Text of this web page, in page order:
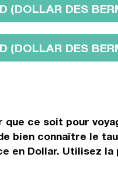
(DOLLAR DES
(DOLLAR DES
ce soit pour
bien connaître le
en Dollar. Utilisez